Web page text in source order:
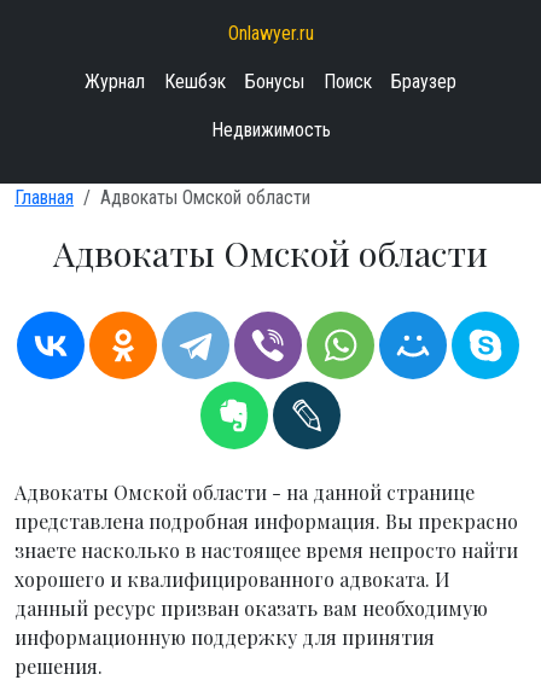
Onlawyer.ru
Журнал Кешбэк Бонусы Поиск Браузер
Недвижимость
Главная Адвокаты Омской области
Адвокаты Омской области
Адвокаты Омской области - на данной странице
представлена подробная информация. Вы прекрасно
знаете насколько в настоящее время непросто найти
хорошего и квалифицированного адвоката. И
данный ресурс призван оказать вам необходимую
информационную поддержку для принятия
решения.